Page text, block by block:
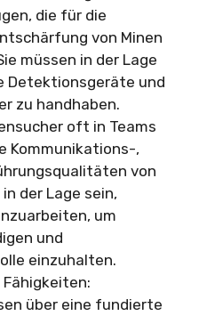
die für die
von Minen
müssen in der Lage
Detektionsgeräte und
zu handhaben.
oft in Teams
Kommunikations-,
von
der Lage sein,
um
und
einzuhalten.
über eine fundierte